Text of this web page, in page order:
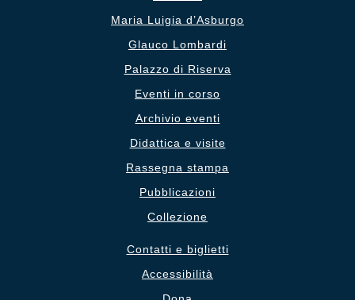
Maria Luigia d’Asburgo
Glauco Lombardi
Palazzo di Riserva
Eventi in corso
Archivio eventi
Didattica e visite
Rassegna stampa
Pubblicazioni
Collezione
Contatti e biglietti
Accessibilità